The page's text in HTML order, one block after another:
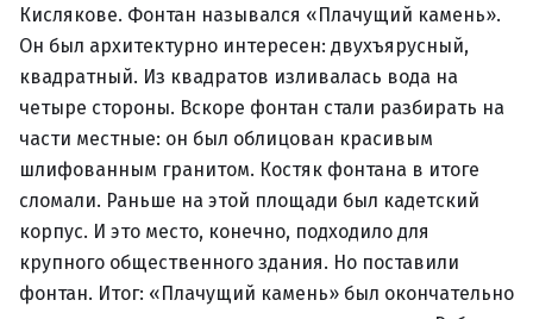
Кислякове. Фонтан назывался «Плачущий камень».
Он был архитектурно интересен: двухъярусный,
квадратный. Из квадратов изливалась вода на
четыре стороны. Вскоре фонтан стали разбирать на
части местные: он был облицован красивым
шлифованным гранитом. Костяк фонтана в итоге
сломали. Раньше на этой площади был кадетский
корпус. И это место, конечно, подходило для
крупного общественного здания. Но поставили
фонтан. Итог: «Плачущий камень» был окончательно